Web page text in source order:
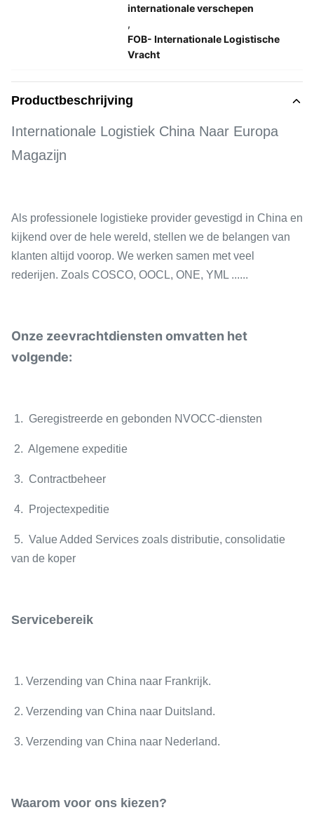
internationale verschepen
,
FOB- Internationale Logistische
Vracht
Productbeschrijving
Internationale Logistiek China Naar Europa
Magazijn
Als professionele logistieke provider gevestigd in China en
kijkend over de hele wereld, stellen we de belangen van
klanten altijd voorop. We werken samen met veel
rederijen. Zoals COSCO, OOCL, ONE, YML ......
Onze zeevrachtdiensten omvatten het
volgende:
1. Geregistreerde en gebonden NVOCC-diensten
2. Algemene expeditie
3. Contractbeheer
4. Projectexpeditie
5. Value Added Services zoals distributie, consolidatie
van de koper
Servicebereik
1. Verzending van China naar Frankrijk.
2. Verzending van China naar Duitsland.
3. Verzending van China naar Nederland.
Waarom voor ons kiezen?